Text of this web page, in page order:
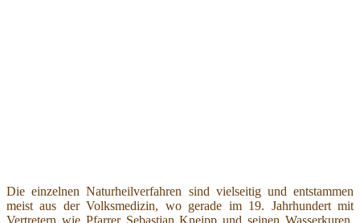
Die einzelnen Naturheilverfahren sind vielseitig und entstammen
meist aus der Volksmedizin, wo gerade im 19. Jahrhundert mit
Vertretern wie Pfarrer Sebastian Kneipp und seinen Wasserkuren,